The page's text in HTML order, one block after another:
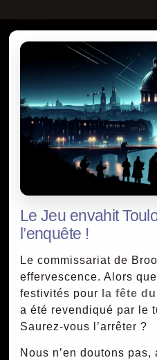
Le Jeu envahit
l’enquête !
Le commissariat de
effervescence. Alors
festivités pour
la fête
a été revendiqué par le
Saurez-vous l’arrêter ?
Nous n’en doutons